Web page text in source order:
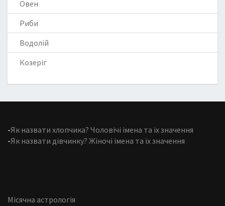
Овен
Риби
Водолій
Козеріг
-Як назвати хлопчика? Чоловічі імена та їх значення
-Як назвати дівчинку? Жіночі імена та їх значення
Місячна астрологія